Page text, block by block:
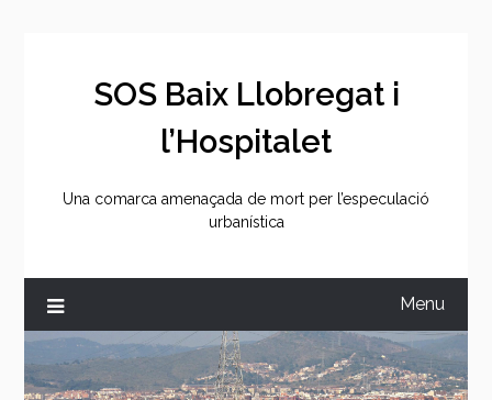
SOS Baix Llobregat i
l’Hospitalet
Una comarca amenaçada de mort per l’especulació
urbanística
Menu